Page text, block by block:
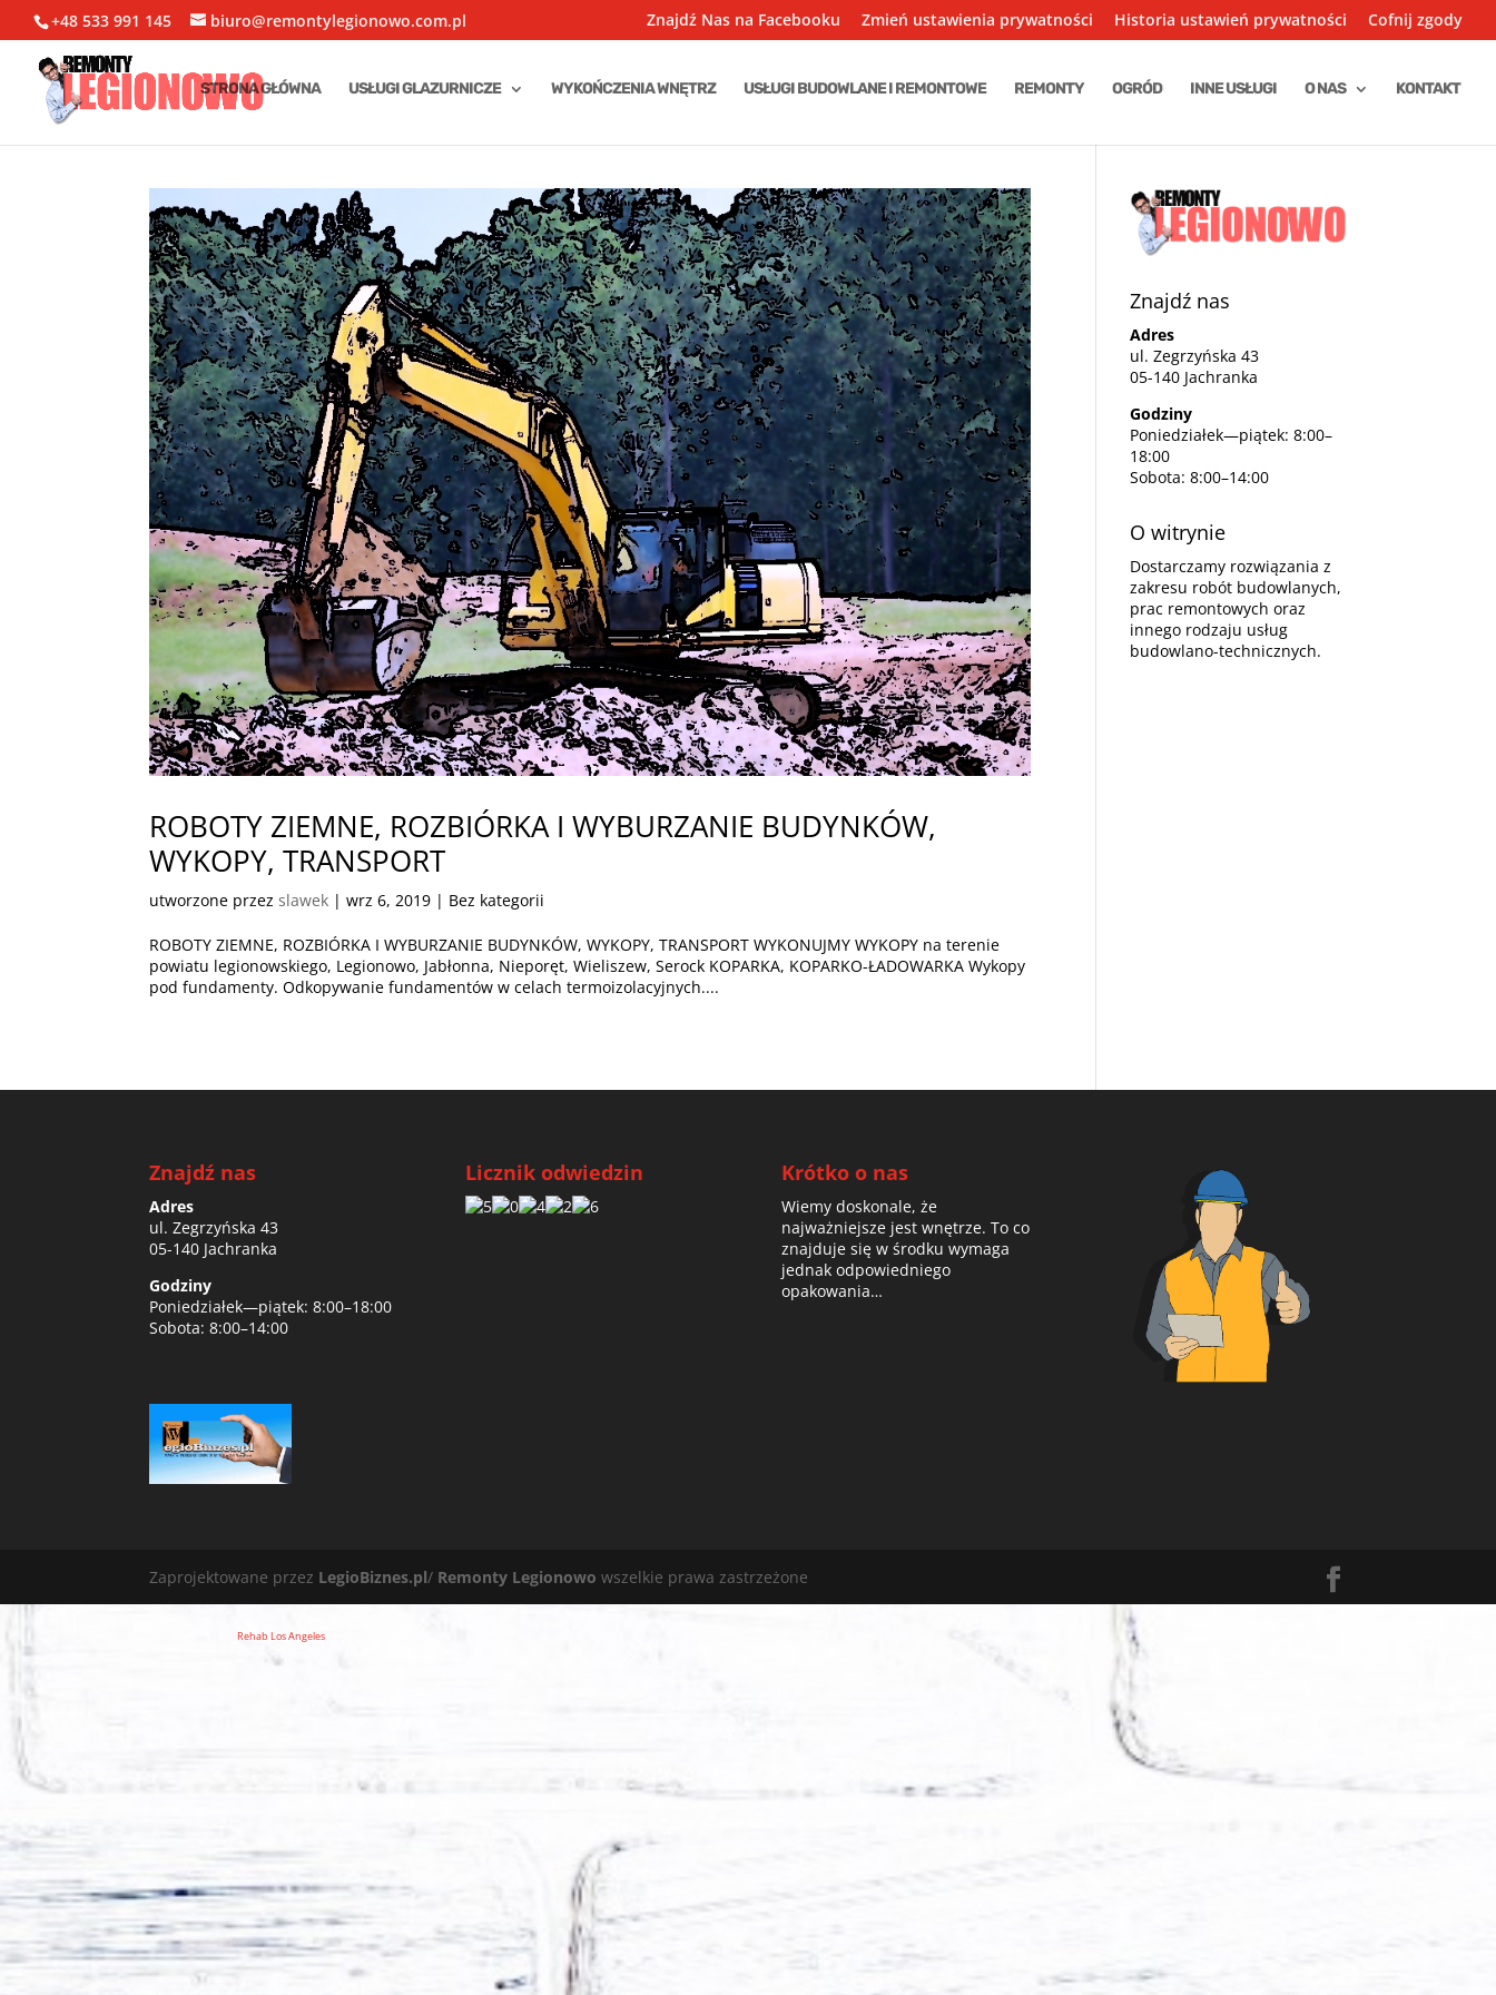
+48 533 991 145 biuro@remontylegionowo.com.pl Znajdź Nas na Facebooku Zmień ustawienia prywatności Historia ustawień prywatności Cofnij zgody
STRONA GŁÓWNA USŁUGI GLAZURNICZE WYKOŃCZENIA WNĘTRZ USŁUGI BUDOWLANE I REMONTOWE REMONTY OGRÓD INNE USŁUGI O NAS KONTAKT
ROBOTY ZIEMNE, ROZBIÓRKA I WYBURZANIE BUDYNKÓW,
WYKOPY, TRANSPORT
utworzone przezslawek |wrz 6, 2019 | Bez kategorii
ROBOTY ZIEMNE, ROZBIÓRKA I WYBURZANIE BUDYNKÓW, WYKOPY, TRANSPORT WYKONUJMY WYKOPY na terenie
powiatu legionowskiego, Legionowo, Jabłonna, Nieporęt, Wieliszew, Serock KOPARKA, KOPARKO-ŁADOWARKA Wykopy
pod fundamenty. Odkopywanie fundamentów w celach termoizolacyjnych....
Znajdź nas
Adres
ul. Zegrzyńska 43
05-140 Jachranka
Godziny
Poniedziałek—piątek: 8:00–
18:00
Sobota: 8:00–14:00
O witrynie
Dostarczamy rozwiązania z
zakresu robót budowlanych,
prac remontowych oraz
innego rodzaju usług
budowlano-technicznych.
Znajdź nas
Adres
ul. Zegrzyńska 43
05-140 Jachranka
Godziny
Poniedziałek—piątek: 8:00–18:00
Sobota: 8:00–14:00
Licznik odwiedzin Krótko o nas
Wiemy doskonale, że
najważniejsze jest wnętrze. To co
znajduje się w środku wymaga
jednak odpowiedniego
opakowania…
Zaprojektowane przez LegioBiznes.pl/ Remonty Legionowo wszelkie prawa zastrzeżone
Rehab Los Angeles